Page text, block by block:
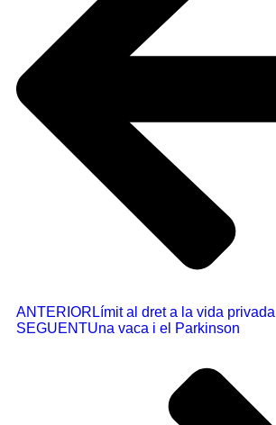
ANTERIORLímit al dret a la vida privada
SEGUENTUna vaca i el Parkinson